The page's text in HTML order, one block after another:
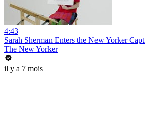
4:43
Sarah Sherman Enters the New Yorker
The New Yorker
il y a 7 mois